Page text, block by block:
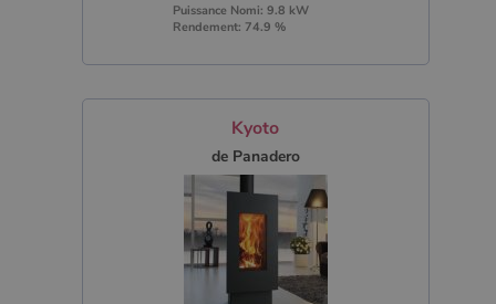
Puissance Nomi: 9.8 kW
Rendement: 74.9 %
Kyoto
de Panadero